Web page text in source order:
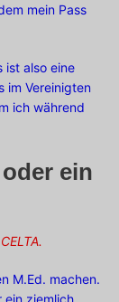
mein Pass
ist also eine
im Vereinigten
ich während
ein
CELTA.
M.Ed. machen.
ein ziemlich